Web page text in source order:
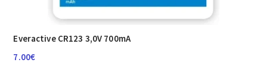
Everactive CR123 3,0V 700mA
7.00€